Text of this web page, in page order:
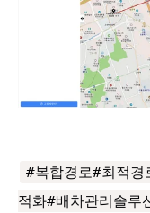
#복합경로#최적경
적화#배차관리솔루